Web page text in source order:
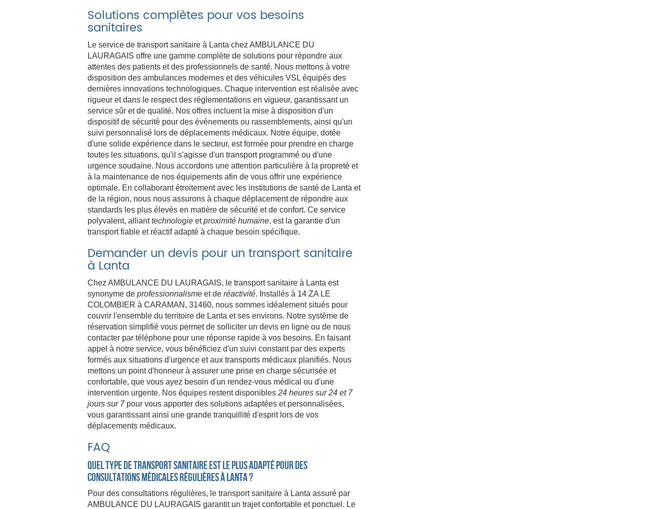
Solutions complètes pour vos besoins
sanitaires
Le service de transport sanitaire à Lanta chez AMBULANCE DU
LAURAGAIS offre une gamme complète de solutions pour répondre aux
attentes des patients et des professionnels de santé. Nous mettons à votre
disposition des ambulances modernes et des véhicules VSL équipés des
dernières innovations technologiques. Chaque intervention est réalisée avec
rigueur et dans le respect des réglementations en vigueur, garantissant un
service sûr et de qualité. Nos offres incluent la mise à disposition d'un
dispositif de sécurité pour des événements ou rassemblements, ainsi qu'un
suivi personnalisé lors de déplacements médicaux. Notre équipe, dotée
d'une solide expérience dans le secteur, est formée pour prendre en charge
toutes les situations, qu'il s'agisse d'un transport programmé ou d'une
urgence soudaine. Nous accordons une attention particulière à la propreté et
à la maintenance de nos équipements afin de vous offrir une expérience
optimale. En collaborant étroitement avec les institutions de santé de Lanta et
de la région, nous nous assurons à chaque déplacement de répondre aux
standards les plus élevés en matière de sécurité et de confort. Ce service
polyvalent, allianttechnologieetproximité humaine, est la garantie d'un
transport fiable et réactif adapté à chaque besoin spécifique.
Demander un devis pour un transport sanitaire
à Lanta
Chez AMBULANCE DU LAURAGAIS, le transport sanitaire à Lanta est
synonyme de professionnalismeet de réactivité. Installés à 14 ZA LE
COLOMBIER à CARAMAN, 31460, nous sommes idéalement situés pour
couvrir l'ensemble du territoire de Lanta et ses environs. Notre système de
réservation simplifié vous permet de solliciter un devis en ligne ou de nous
contacter par téléphone pour une réponse rapide à vos besoins. En faisant
appel à notre service, vous bénéficiez d'un suivi constant par des experts
formés aux situations d'urgence et aux transports médicaux planifiés. Nous
mettons un point d'honneur à assurer une prise en charge sécurisée et
confortable, que vous ayez besoin d'un rendez-vous médical ou d'une
intervention urgente. Nos équipes restent disponibles 24 heures sur 24 et 7
jours sur 7pour vous apporter des solutions adaptées et personnalisées,
vous garantissant ainsi une grande tranquillité d'esprit lors de vos
déplacements médicaux.
FAQ
Quel type de transport sanitaire est le plus adapté pour des
consultations médicales régulières à Lanta ?
Pour des consultations régulières, le transport sanitaire à Lanta assuré par
AMBULANCE DU LAURAGAIS garantit un trajet confortable et ponctuel. Le